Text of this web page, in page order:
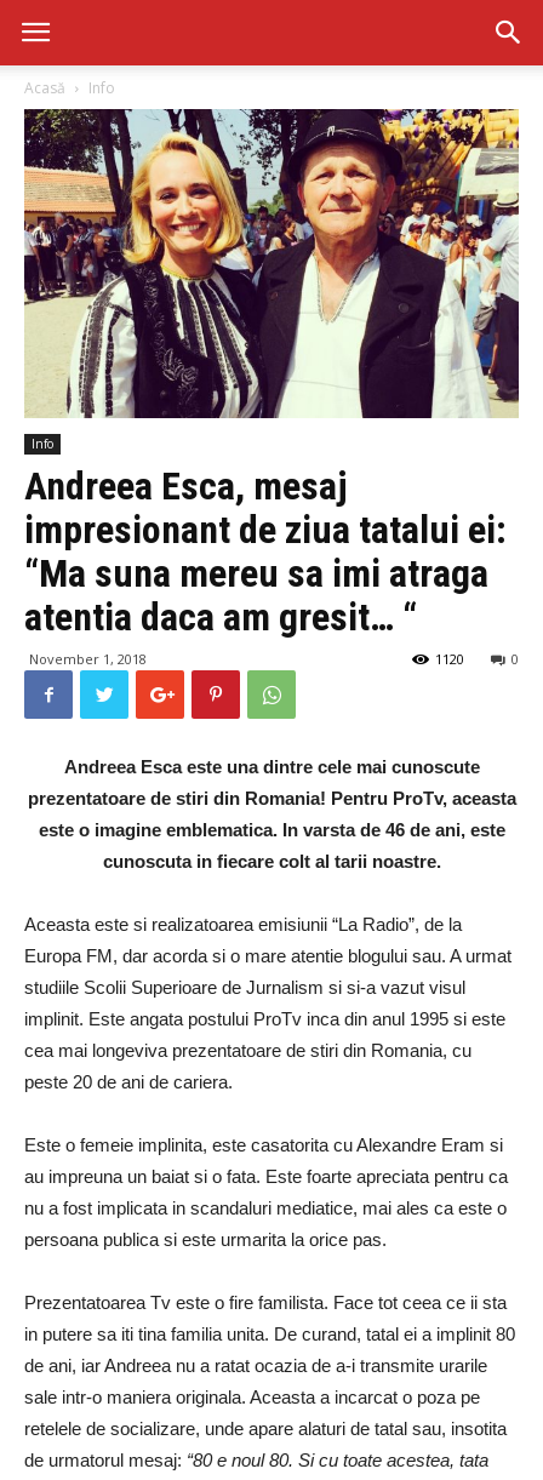
Acasă Info
Info
Andreea Esca, mesaj
impresionant de ziua tatalui ei:
“Ma suna mereu sa imi atraga
atentia daca am gresit… “
November 1, 2018 0
1120
Andreea Esca este una dintre cele mai cunoscute
prezentatoare de stiri din Romania! Pentru ProTv, aceasta
este o imagine emblematica. In varsta de 46 de ani, este
cunoscuta in fiecare colt al tarii noastre.
Aceasta este si realizatoarea emisiunii “La Radio”, de la
Europa FM, dar acorda si o mare atentie blogului sau. A urmat
studiile Scolii Superioare de Jurnalism si si-a vazut visul
implinit. Este angata postului ProTv inca din anul 1995 si este
cea mai longeviva prezentatoare de stiri din Romania, cu
peste 20 de ani de cariera.
Este o femeie implinita, este casatorita cu Alexandre Eram si
au impreuna un baiat si o fata. Este foarte apreciata pentru ca
nu a fost implicata in scandaluri mediatice, mai ales ca este o
persoana publica si este urmarita la orice pas.
Prezentatoarea Tv este o fire familista. Face tot ceea ce ii sta
in putere sa iti tina familia unita. De curand, tatal ei a implinit 80
de ani, iar Andreea nu a ratat ocazia de a-i transmite urarile
sale intr-o maniera originala. Aceasta a incarcat o poza pe
retelele de socializare, unde apare alaturi de tatal sau, insotita
de urmatorul mesaj: “80 e noul 80. Si cu toate acestea, tata